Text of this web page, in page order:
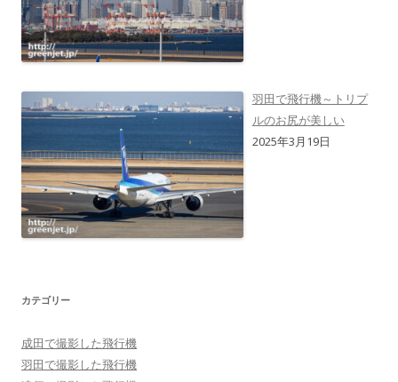
羽田で飛行機～トリプ
ルのお尻が美しい
2025年3月19日
カテゴリー
成田で撮影した飛行機
羽田で撮影した飛行機